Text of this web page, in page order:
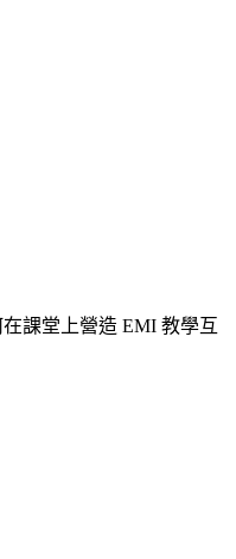
在課堂上營造 EMI 教學互